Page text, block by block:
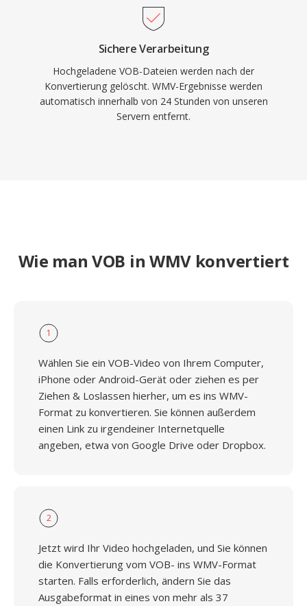
Sichere Verarbeitung
Hochgeladene VOB-Dateien werden nach der
Konvertierung gelöscht. WMV-Ergebnisse werden
automatisch innerhalb von 24 Stunden von unseren
Servern entfernt.
Wie man VOB in WMV konvertiert
1
Wählen Sie ein VOB-Video von Ihrem Computer,
iPhone oder Android-Gerät oder ziehen es per
Ziehen & Loslassen hierher, um es ins WMV-
Format zu konvertieren. Sie können außerdem
einen Link zu irgendeiner Internetquelle
angeben, etwa von Google Drive oder Dropbox.
2
Jetzt wird Ihr Video hochgeladen, und Sie können
die Konvertierung vom VOB- ins WMV-Format
starten. Falls erforderlich, ändern Sie das
Ausgabeformat in eines von mehr als 37